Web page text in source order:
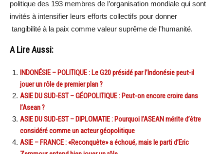
politique des 193 membres de l’organisation mondiale qui sont
invités à intensifier leurs efforts collectifs pour donner
tangibilité à la paix comme valeur suprême de l’humanité.
A Lire Aussi:
INDONÉSIE – POLITIQUE : Le G20 présidé par l’Indonésie peut-il
jouer un rôle de premier plan ?
ASIE DU SUD-EST – GÉOPOLITIQUE : Peut-on encore croire dans
l’Asean ?
ASIE DU SUD-EST – DIPLOMATIE : Pourquoi l’ASEAN mérite d’être
considéré comme un acteur géopolitique
ASIE – FRANCE : «Reconquête» a échoué, mais le parti d’Eric